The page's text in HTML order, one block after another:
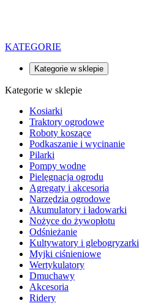
KATEGORIE
Kategorie w sklepie
Kategorie w sklepie
Kosiarki
Traktory ogrodowe
Roboty koszące
Podkaszanie i wycinanie
Pilarki
Pompy wodne
Pielęgnacja ogrodu
Agregaty i akcesoria
Narzędzia ogrodowe
Akumulatory i ładowarki
Nożyce do żywopłotu
Odśnieżanie
Kultywatory i glebogryzarki
Myjki ciśnieniowe
Wertykulatory
Dmuchawy
Akcesoria
Ridery